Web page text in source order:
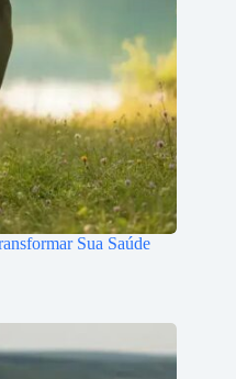
Sua Saúde